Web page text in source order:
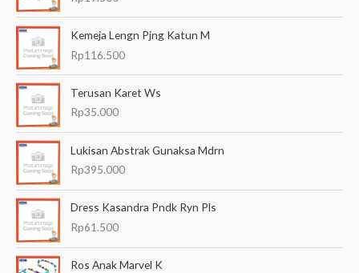
u
n
u
Kemeja Lengn Pjng Katun M
Rp116.500
Terusan Karet Ws
Rp35.000
Lukisan Abstrak Gunaksa Mdrn
Rp395.000
Dress Kasandra Pndk Ryn Pls
Rp61.500
Ros Anak Marvel K